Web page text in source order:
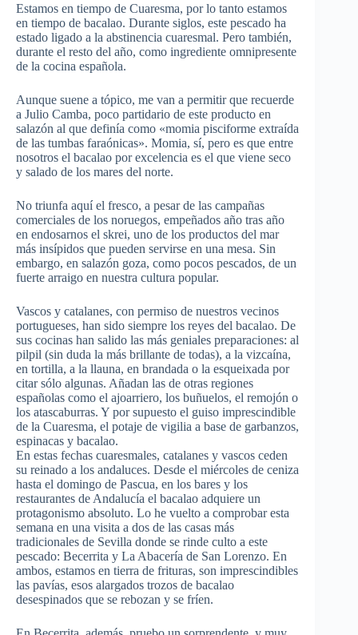
Estamos en tiempo de Cuaresma, por lo tanto estamos
en tiempo de bacalao. Durante siglos, este pescado ha
estado ligado a la abstinencia cuaresmal. Pero también,
durante el resto del año, como ingrediente omnipresente
de la cocina española.
Aunque suene a tópico, me van a permitir que recuerde
a Julio Camba, poco partidario de este producto en
salazón al que definía como «momia pisciforme extraída
de las tumbas faraónicas». Momia, sí, pero es que entre
nosotros el bacalao por excelencia es el que viene seco
y salado de los mares del norte.
No triunfa aquí el fresco, a pesar de las campañas
comerciales de los noruegos, empeñados año tras año
en endosarnos el skrei, uno de los productos del mar
más insípidos que pueden servirse en una mesa. Sin
embargo, en salazón goza, como pocos pescados, de un
fuerte arraigo en nuestra cultura popular.
Vascos y catalanes, con permiso de nuestros vecinos
portugueses, han sido siempre los reyes del bacalao. De
sus cocinas han salido las más geniales preparaciones: al
pilpil (sin duda la más brillante de todas), a la vizcaína,
en tortilla, a la llauna, en brandada o la esqueixada por
citar sólo algunas. Añadan las de otras regiones
españolas como el ajoarriero, los buñuelos, el remojón o
los atascaburras. Y por supuesto el guiso imprescindible
de la Cuaresma, el potaje de vigilia a base de garbanzos,
espinacas y bacalao.
En estas fechas cuaresmales, catalanes y vascos ceden
su reinado a los andaluces. Desde el miércoles de ceniza
hasta el domingo de Pascua, en los bares y los
restaurantes de Andalucía el bacalao adquiere un
protagonismo absoluto. Lo he vuelto a comprobar esta
semana en una visita a dos de las casas más
tradicionales de Sevilla donde se rinde culto a este
pescado: Becerrita y La Abacería de San Lorenzo. En
ambos, estamos en tierra de frituras, son imprescindibles
las pavías, esos alargados trozos de bacalao
desespinados que se rebozan y se fríen.